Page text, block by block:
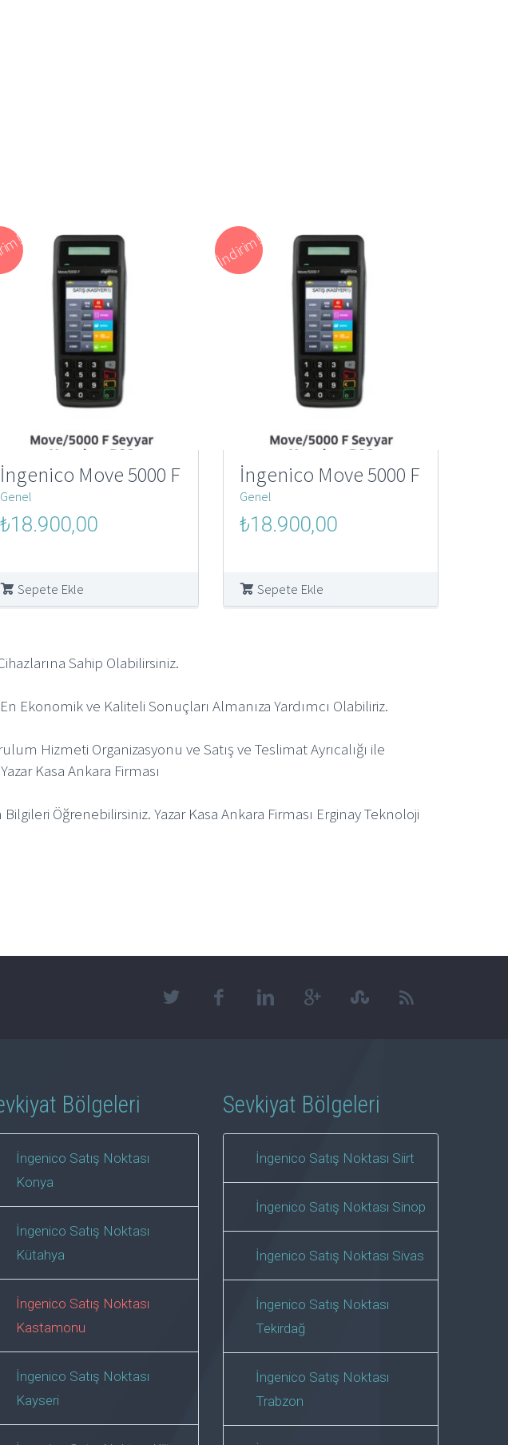
İngenico Move 5000 F
Genel
Orijinal
₺18.900,00Şu
Sepete Ekle
İndirim!
İngenico Move 5000 F
Genel
Orijinal
₺18.900,00Şu
Sepete Ekle
Sahip Olabilirsiniz.
ve Kaliteli Sonuçları Almanıza Yardımcı Olabiliriz.
Hizmeti Organizasyonu ve Satış ve Teslimat Ayrıcalığı ile
Kasa Ankara Firması
Öğrenebilirsiniz. Yazar Kasa Ankara Firması Erginay Teknoloji
Bölgeleri
İngenico Satış Noktası
Konya
İngenico Satış Noktası
Kütahya
İngenico Satış Noktası
Kastamonu
İngenico Satış Noktası
Kayseri
Sevkiyat Bölgeleri
İngenico Satış Noktası Siirt
İngenico Satış Noktası Sinop
İngenico Satış Noktası Sivas
İngenico Satış Noktası
Tekirdağ
İngenico Satış Noktası
Trabzon